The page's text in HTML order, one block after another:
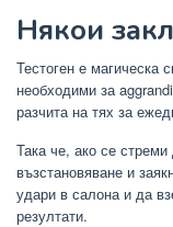
Някои
Тестоген е магическа
необходими за
разчита на тях за
Така че, ако се
възстановяване и
удари в салона и да
резултати.